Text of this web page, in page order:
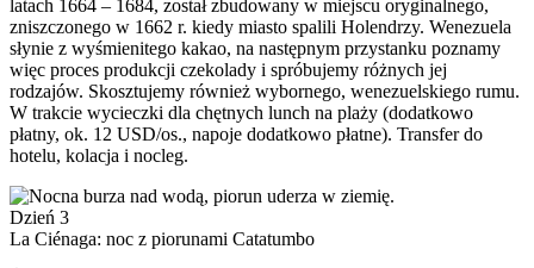
latach 1664 – 1684, został zbudowany w miejscu oryginalnego,
zniszczonego w 1662 r. kiedy miasto spalili Holendrzy. Wenezuela
słynie z wyśmienitego kakao, na następnym przystanku poznamy
więc proces produkcji czekolady i spróbujemy różnych jej
rodzajów. Skosztujemy również wybornego, wenezuelskiego rumu.
W trakcie wycieczki dla chętnych lunch na plaży (dodatkowo
płatny, ok. 12 USD/os., napoje dodatkowo płatne). Transfer do
hotelu, kolacja i nocleg.
Dzień 3
La Ciénaga: noc z piorunami Catatumbo